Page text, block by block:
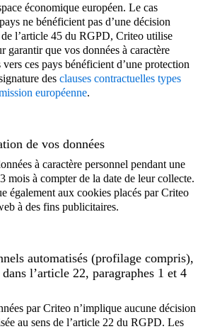
91.199.242(dernier octet supprimé)
à l’utilisation d’un site web ou
mobile
:produits que vous avez consultés,
votre panier et achetés
de navigation, l’URL de la page
l’application sur laquelle il a eu lieu.
à votre connexion Internet
tronquée
par l’Éditeur (facultatif)
de téléphone hachés
e-mail hachées
ABC a été acheté par l’utilisateur
3997-4b97-826d-
dans le magasin 123 de
XYZ
économique européen. Le cas
ne bénéficient pas d’une décision
l’article 45 du RGPD, Criteo utilise
garantir que vos données à caractère
vers ces pays bénéficient d’une protection
des clauses contractuelles types
européenne.
de vos données
à caractère personnel pendant une
mois à compter de la date de leur collecte.
également aux cookies placés par Criteo
à des fins publicitaires.
automatisés (profilage compris),
l’article 22, paragraphes 1 et 4
par Criteo n’implique aucune décision
au sens de l’article 22 du RGPD. Les